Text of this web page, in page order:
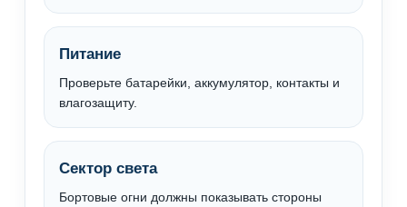
Питание
Проверьте батарейки, аккумулятор, контакты и
влагозащиту.
Сектор света
Бортовые огни должны показывать стороны